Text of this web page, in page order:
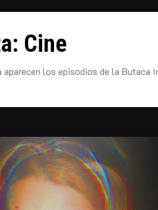
Cine
aparecen los episodios de la Butaca